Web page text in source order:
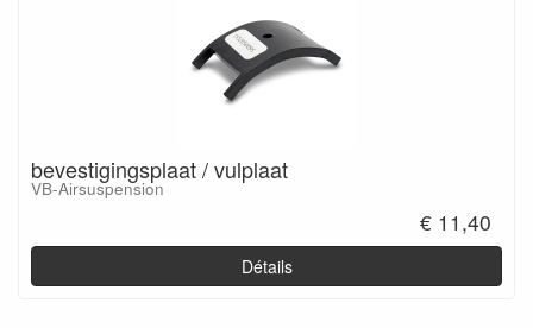
bevestigingsplaat / vulplaat
VB-Airsuspension
€ 11,40
Détails